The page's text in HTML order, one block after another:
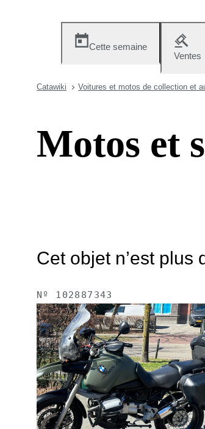
Cette semaine
Ventes
Catawiki Voitures et motos de collection et
Motos et
Cet objet n’est plus
Nº 102887343